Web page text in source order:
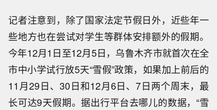
记者注意到，除了国家法定节假日外，近些年一
些地方也在尝试对学生等群体安排额外的假期。
今年12月1日至12月5日，乌鲁木齐市就首次在全
市中小学试行放5天“雪假”政策，如果加上前后的
11月29日、30日和12月6日、7日两个周末，最
长可达9天假期。据出行平台去哪儿的数据，“雪